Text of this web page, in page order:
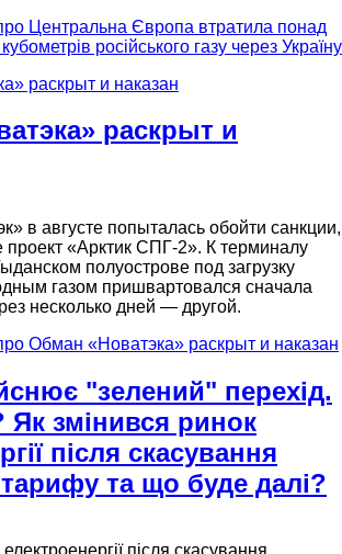
Центральна Європа втратила понад
російського газу через Україну
раскрыт и
в августе попыталась обойти санкции,
«Арктик СПГ-2». К терминалу
полуострове под загрузку
газом пришвартовался сначала
несколько дней — другой.
Обман «Новатэка» раскрыт и наказан
"зелений" перехід.
Як змінився ринок
після скасування
та що буде далі?